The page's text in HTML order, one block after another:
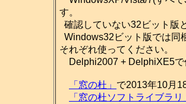
す。
確認していない32ビット版
Windows32ビット版では同
それぞれ使ってください。
Delphi2007 + DelphiXE5で
「窓の杜」 で2013年10月
「窓の杜ソフトライブラリ